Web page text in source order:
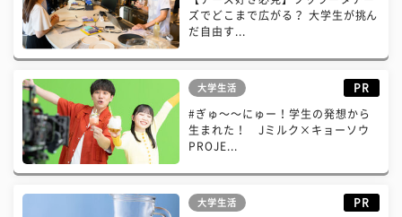
ズでどこまで広がる？ 大学生が挑ん
だ自由す...
大学生活 PR
#ぎゅ〜〜にゅー！学生の発想から
生まれた！ Jミルク×キョーソウ
PROJE...
大学生活 PR